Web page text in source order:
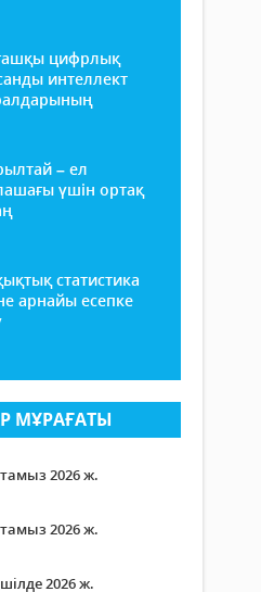
цифрлық
интеллект
– ел
үшін ортақ
статистика
арнайы есепке
МҰРАҒАТЫ
2026 ж.
2026 ж.
2026 ж.